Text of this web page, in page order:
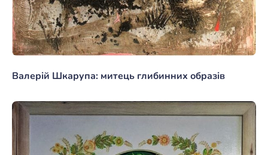
Валерій Шкарупа: митець глибинних образів